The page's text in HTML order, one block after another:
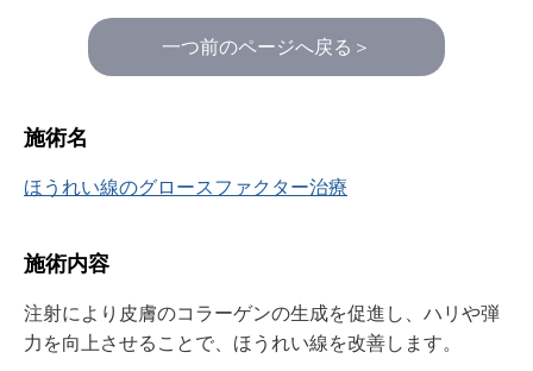
一つ前のページへ戻る＞
施術名
ほうれい線のグロースファクター治療
施術内容
注射により皮膚のコラーゲンの生成を促進し、ハリや弾
力を向上させることで、ほうれい線を改善します。